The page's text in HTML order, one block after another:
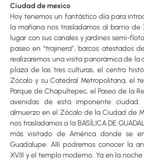
Ciudad de mexico
Hoy tenemos un fantástico día para
la mañana nos trasladamos al barrio de
lugar con sus canales y jardines semi-
paseo en “trajinera”, barcos atestados
realizaremos una visita panorámica de la
plaza de las tres culturas, el centro
Zócalo y su Catedral Metropolitana, el
Parque de Chapultepec, el Paseo de la
avenidas de esta imponente
almuerzo en el Zócalo de la Ciudad de
nos trasladamos a la BASÍLICA DE
más visitado de América donde se
Guadalupe. Allí podremos conocer la
XVIII y el templo moderno. Ya en la